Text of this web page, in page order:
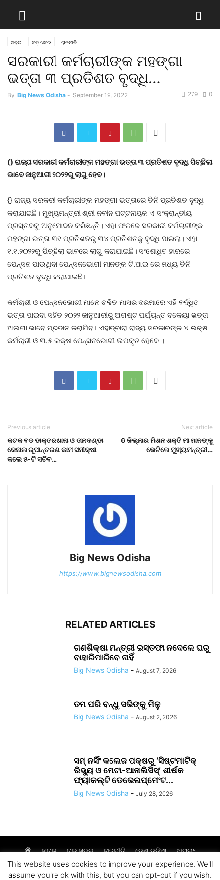
ଖବର ବଡ଼ ଖବର ରାଜନୀତି
ସରକାରୀ କର୍ମଚାରୀଙ୍କ ମହଙ୍ଗା
ଭତ୍ତା ୩ ପ୍ରତିଶତ ବୃଦ୍ଧି…
By Big News Odisha - September 19, 2022 0
279
() ରାଜ୍ୟ ସରକାରୀ କର୍ମଚାରୀଙ୍କ ମହଙ୍ଗା ଭତ୍ତା ୩ ପ୍ରତିଶତ ବୃଦ୍ଧିପିଚ୍ଛିଲା
ଭାବେ ଜାନୁଆରୀ ୨୦୨୨ରୁ ଲାଗୁ ହେବ।
{} ରାଜ୍ୟ ସରକରୀ କର୍ମଚାରୀଙ୍କ ମହଙ୍ଗା ଭତ୍ତାରେ ତିନି ପ୍ରତିଶତ ବୃଦ୍ଧି
କରାଯାଇଛି। ମୁଖ୍ୟମନ୍ତ୍ରୀ ଶ୍ରୀ ନବୀନ ପଟ୍ଟନାୟକ ଏ ସଂକ୍ରାନ୍ତୀୟ
ପ୍ରସ୍ତାବକୁ ଅନୁମୋଦନ କରିଛନ୍ତି। ଏହା ଫଳରେ ସରକାରୀ କର୍ମଚାରୀଙ୍କ
ମହଙ୍ଗା ଭତ୍ତା ୩୧ ପ୍ରତିଶତରୁ ୩୪ ପ୍ରତିଶତକୁ ବୃଦ୍ଧି ପାଇଲା। ଏହା
୧.୧.୨୦୨୨ରୁ ପିଚ୍ଛିଲା ଭାବରେ ଲାଗୁ କରାଯାଇଛି। ସଂଶୋଧିତ ହାରରେ
ପେନ୍‌ସନ ପାଉଥିବା ପେନ୍‌ସନଭୋଗୀ ମାନଙ୍କ ଟି.ଆଇ ରେ ମଧ୍ୟ ତିନି
ପ୍ରତିଶତ ବୃଦ୍ଧି କରାଯାଇଛି।
କର୍ମଚାରୀ ଓ ପେନ୍ସନଭୋଗୀ ମାନେ ଚଳିତ ମାସର ଦରମାରେ ଏହି ବର୍ଦ୍ଧିତ
ଭତ୍ତା ପାଇବା ସହିତ ୨୦୨୨ ଜାନୁଆରୀରୁ ଅଗଷ୍ଟ ପର୍ଯ୍ୟନ୍ତ ବକେୟା ଭତ୍ତା
ଅଲଗା ଭାବେ ପ୍ରଦାନ କରାଯିବ। ଏହାଦ୍ବାରା ରାଜ୍ୟ ସରକାରଙ୍କ ୪ ଲକ୍ଷ
କର୍ମଚାରୀ ଓ ୩.୫ ଲକ୍ଷ ପେନ୍ସନଭୋଗୀ ଉପକୃତ ହେବେ ।
Previous article
କଟକ ବଡ ଡାକ୍ତରଖାନା ଓ ତାଳଦଣ୍ଡା
କେନାଲ ରୂପାନ୍ତରଣ କାମ ସମୀକ୍ଷା
କଲେ ୫-ଟି ସଚିବ…
Next article
6 ଜିଲ୍ଲାର ମିଶନ ଶକ୍ତି ମା ମାନଙ୍କୁ
ଭେଟିଲେ ମୁଖ୍ୟମନ୍ତ୍ରୀ…
Big News Odisha
https://www.bignewsodisha.com
RELATED ARTICLES
ଗଣଶିକ୍ଷା ମନ୍ତ୍ରୀ ଇସ୍ତଫା ନଦେଲେ ଘରୁ
ବାହାରିପାରିବେ ନାହିଁ
Big News Odisha - August 7, 2026
ତମ ପରି ବନ୍ଧୁ ସଭିଙ୍କୁ ମିଳୁ
Big News Odisha - August 2, 2026
ସମ୍ ନର୍ସିଂ କଲେଜ ପକ୍ଷରୁ ‘ସିଷ୍ଟମାଟିକ୍
ରିଭ୍ୟୁ ଓ ମେଟା-ଆନାଲିସିସ୍‌’ ଶୀର୍ଷକ
ଫ୍ୟାକଲ୍ଟି ଡେଭେଲପ୍‌ମେଂଟ...
Big News Odisha - July 28, 2026
Homeଖବର ବଡ଼ ଖବର ରାଜନୀତି ଦେଶ ଦୁନିଆ ଅପରାଧ
ଆମ ସମାଜ ଜୀବନଚର୍ଯ୍ୟା
This website uses cookies to improve your experience. We'll
assume you're ok with this, but you can opt-out if you wish.